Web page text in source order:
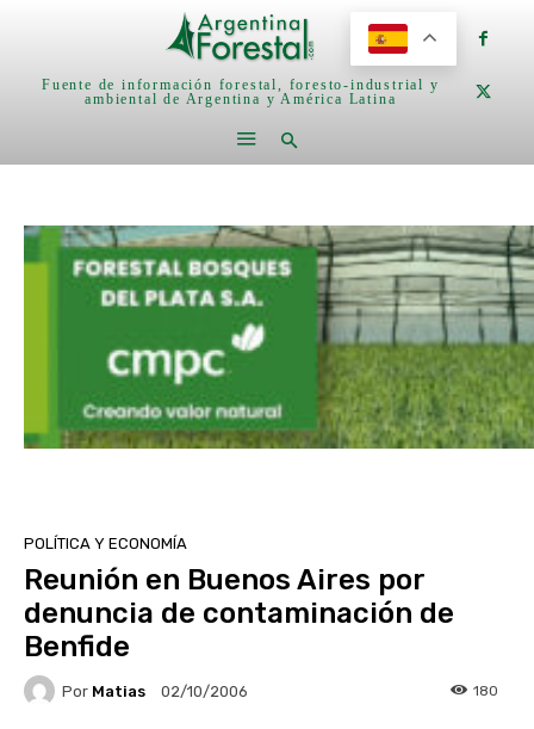
Fuente de información forestal, foresto-industrial y
ambiental de Argentina y América Latina
POLÍTICA Y ECONOMÍA
Reunión en Buenos Aires por
denuncia de contaminación de
Benfide
Por Matias 02/10/2006 180